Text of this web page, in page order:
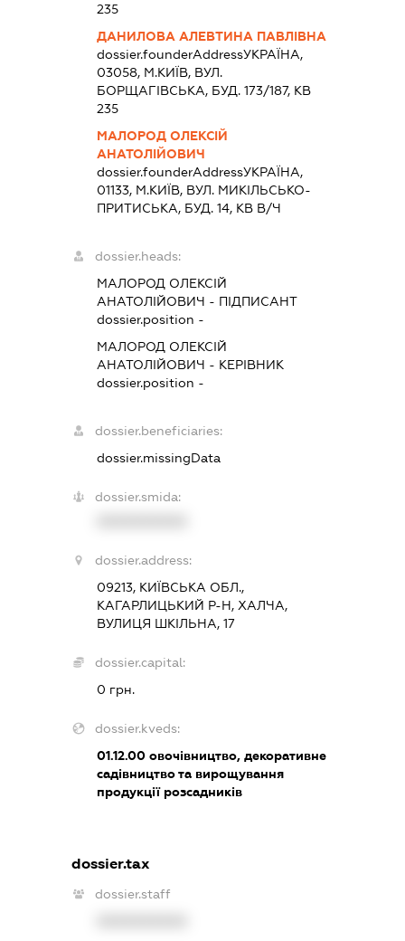
235
ДАНИЛОВА АЛЕВТИНА ПАВЛІВНА
dossier.founderAddressУКРАЇНА,
03058, М.КИЇВ, ВУЛ.
БОРЩАГІВСЬКА, БУД. 173/187, КВ
235
МАЛОРОД ОЛЕКСІЙ
АНАТОЛІЙОВИЧ
dossier.founderAddressУКРАЇНА,
01133, М.КИЇВ, ВУЛ. МИКІЛЬСЬКО-
ПРИТИСЬКА, БУД. 14, КВ В/Ч
dossier.heads:
МАЛОРОД ОЛЕКСІЙ
АНАТОЛІЙОВИЧ - ПІДПИСАНТ
dossier.position -
МАЛОРОД ОЛЕКСІЙ
АНАТОЛІЙОВИЧ - КЕРІВНИК
dossier.position -
dossier.beneficiaries:
dossier.missingData
dossier.smida:
dossier.address:
09213, КИЇВСЬКА ОБЛ.,
КАГАРЛИЦЬКИЙ Р-Н, ХАЛЧА,
ВУЛИЦЯ ШКІЛЬНА, 17
dossier.capital:
0 грн.
dossier.kveds:
01.12.00овочівництво, декоративне
садівництво та вирощування
продукції розсадників
dossier.tax
dossier.staff